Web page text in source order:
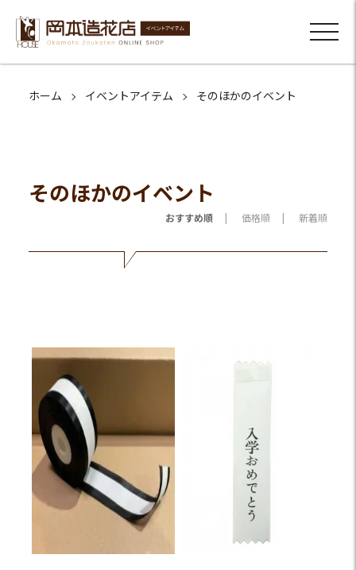
ホーム イベントアイテム そのほかのイベント
そのほかのイベント
おすすめ順 価格順 新着順